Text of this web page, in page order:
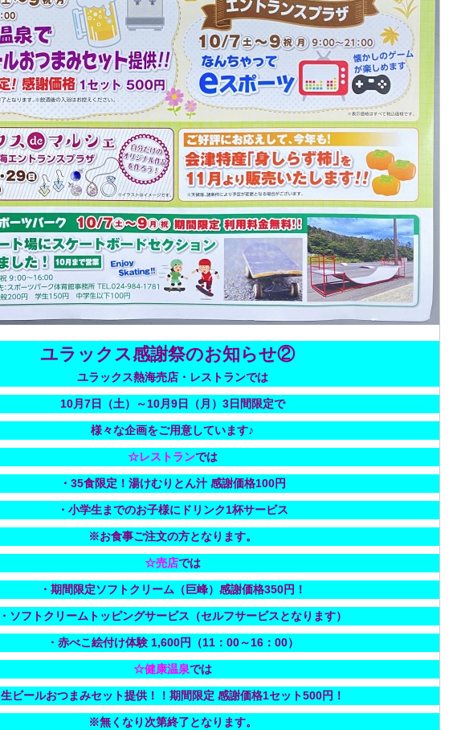
ユラックス感謝祭のお知らせ②
ユラックス熱海売店・レストランでは
10月7日（土）～10月9日（月）3日間限定で
様々な企画をご用意しています♪
☆レストランでは
・35食限定！湯けむりとん汁 感謝価格100円
・小学生までのお子様にドリンク1杯サービス
※お食事ご注文の方となります。
☆売店では
・期間限定ソフトクリーム（巨峰）感謝価格350円！
・ソフトクリームトッピングサービス（セルフサービスとなります）
・赤べこ絵付け体験 1,600円（11：00～16：00）
☆健康温泉では
生ビールおつまみセット提供！！期間限定 感謝価格1セット500円！
※無くなり次第終了となります。